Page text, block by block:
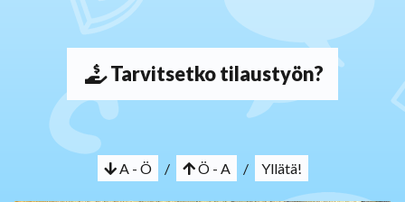
Tarvitsetko tilaustyön?
A - Ö / Ö - A / Yllätä!